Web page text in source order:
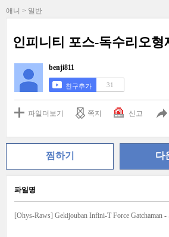
애니 > 일반
인피니티 포스-독수리오
benji811
친구추가 31
파일더보기 쪽지 신고
찜하기 다
파일명